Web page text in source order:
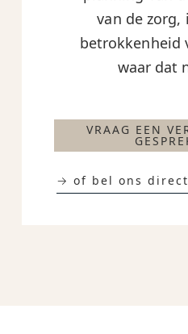
van de zorg,
betrokkenheid
waar dat
VRAAG EEN
→ of bel ons